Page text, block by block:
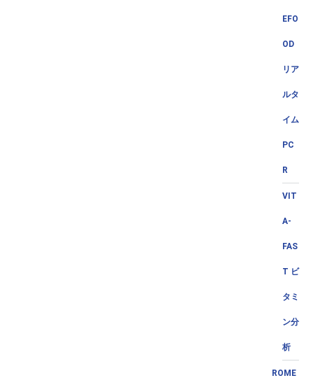
EFO
OD
リア
ルタ
イム
PC
R
VIT
A-
FAS
T ビ
タミ
ン分
析
ROME